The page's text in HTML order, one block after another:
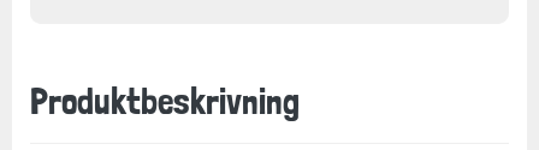
Produktbeskrivning